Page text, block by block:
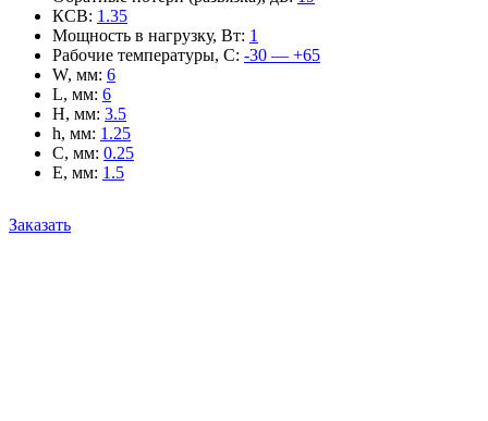
КСВ: 1.35
Мощность в нагрузку, Вт: 1
Рабочие температуры, С: -30 — +65
W, мм: 6
L, мм: 6
H, мм: 3.5
h, мм: 1.25
C, мм: 0.25
E, мм: 1.5
Заказать